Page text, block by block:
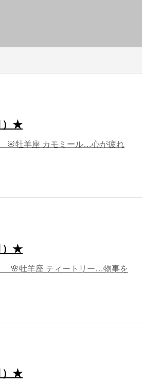
）★
牡羊座 カモミール…心が疲れ
）★
🌸牡羊座 ティートリー…物事を
）★